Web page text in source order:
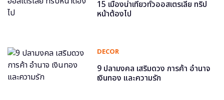
15 เมืองน่าเที่ยวทั่วออสเตรเลีย ทริป
หน้าต้องไป
DECOR
9 ปลามงคล เสริมดวง การค้า อำนาจ
เงินทอง และความรัก